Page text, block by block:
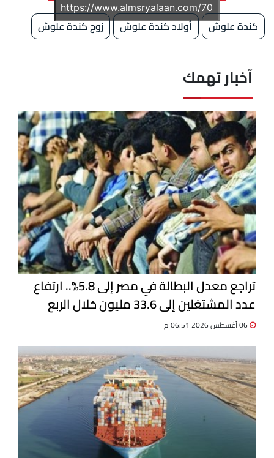
كندة علوش أولاد كندة علوش زوج كندة علوش
آخبار تهمك
تراجع معدل البطالة في مصر إلى 5.8%.. ارتفاع
عدد المشتغلين إلى 33.6 مليون خلال الربع
الثاني 2026